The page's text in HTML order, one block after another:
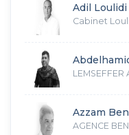
Adil Loulidi
Cabinet
LEMSEFFER
Azzam
AGENCE